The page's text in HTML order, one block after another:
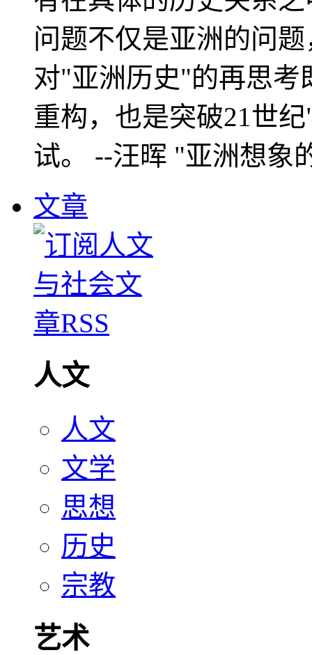
问题不仅是亚洲的问
对"亚洲历史"的再思考
重构，也是突破21世
试。 --汪晖 "亚洲想象
文章
人文
人文
文学
思想
历史
宗教
艺术